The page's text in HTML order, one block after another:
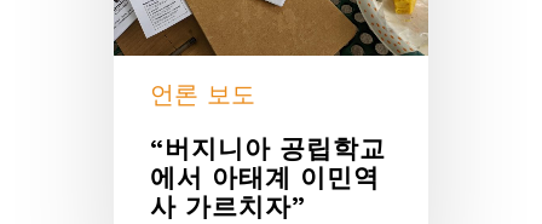
언론 보도
“버지니아 공립학교
에서 아태계 이민역
사 가르치자”